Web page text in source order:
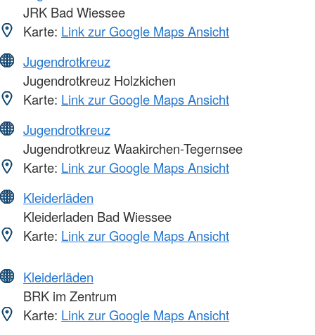
JRK Bad Wiessee
Karte: Link zur Google Maps Ansicht
Jugendrotkreuz
Jugendrotkreuz Holzkichen
Karte: Link zur Google Maps Ansicht
Jugendrotkreuz
Jugendrotkreuz Waakirchen-Tegernsee
Karte: Link zur Google Maps Ansicht
Kleiderläden
Kleiderladen Bad Wiessee
Karte: Link zur Google Maps Ansicht
Kleiderläden
BRK im Zentrum
Karte: Link zur Google Maps Ansicht